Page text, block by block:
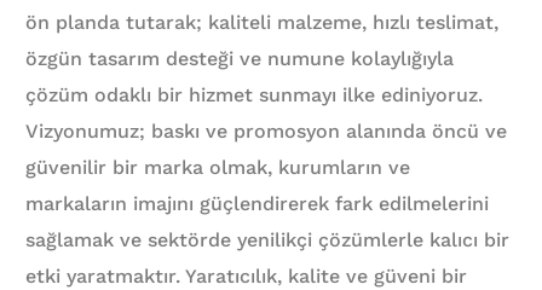
ön planda tutarak; kaliteli malzeme, hızlı teslimat,
özgün tasarım desteği ve numune kolaylığıyla
çözüm odaklı bir hizmet sunmayı ilke ediniyoruz.
Vizyonumuz; baskı ve promosyon alanında öncü ve
güvenilir bir marka olmak, kurumların ve
markaların imajını güçlendirerek fark edilmelerini
sağlamak ve sektörde yenilikçi çözümlerle kalıcı bir
etki yaratmaktır. Yaratıcılık, kalite ve güveni bir